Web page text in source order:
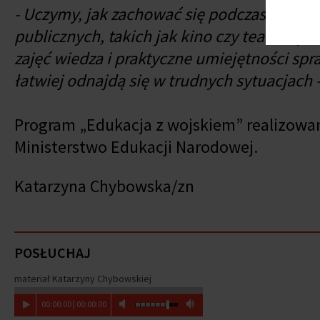
- Uczymy, jak zachować się podczas
publicznych, takich jak kino czy teatr. Są
zajęć wiedza i praktyczne umiejętności
łatwiej odnajdą się w trudnych sytuacjach -
Program „Edukacja z wojskiem”
Ministerstwo Edukacji Narodowej.
Katarzyna Chybowska/zn
POSŁUCHAJ
materiał Katarzyny Chybowskiej
00:00:00| 00:00:00